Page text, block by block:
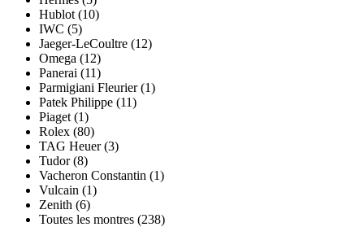
Hublot (10)
IWC (5)
Jaeger-LeCoultre (12)
Omega (12)
Panerai (11)
Parmigiani Fleurier (1)
Patek Philippe (11)
Piaget (1)
Rolex (80)
TAG Heuer (3)
Tudor (8)
Vacheron Constantin (1)
Vulcain (1)
Zenith (6)
Toutes les montres (238)